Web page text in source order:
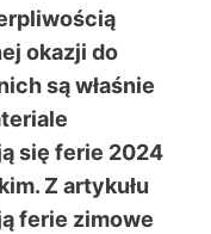
okazji do
są właśnie
się ferie 2024
Z artykułu
ferie zimowe